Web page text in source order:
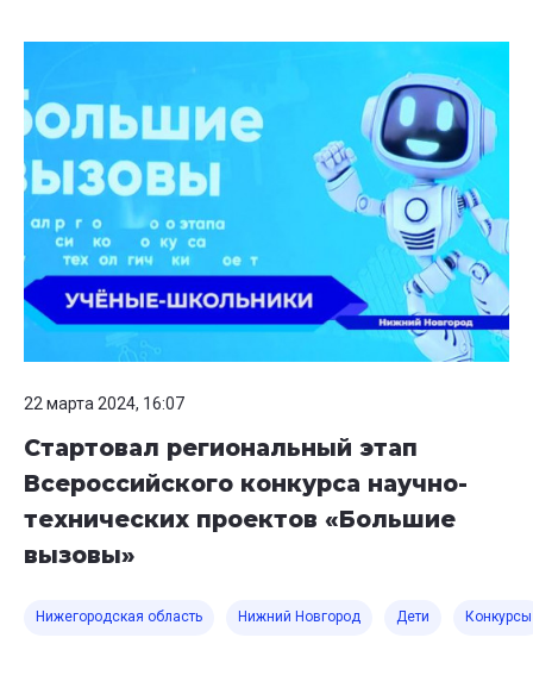
22 марта 2024, 16:07
Стартовал региональный этап
Всероссийского конкурса научно-
технических проектов «Большие
вызовы»
Нижегородская область Нижний Новгород Дети Конкурсы